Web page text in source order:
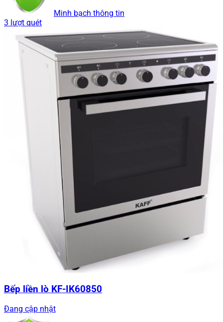
Minh bạch thông tin
3 lượt quét
Bếp liền lò KF-IK60850
Đang cập nhật